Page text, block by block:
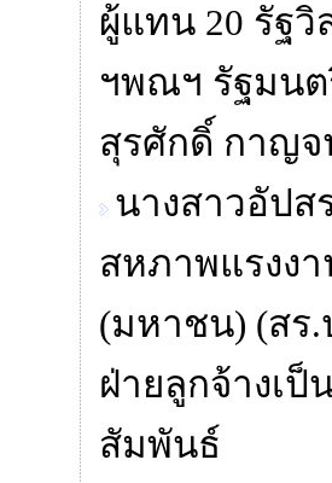
ผู้แทน 20 รัฐ
ฯพณฯ รัฐมนต
สุรศักดิ์ กาญ
นางสาวอัป
สหภาพแรงง
(มหาชน) (สร.
ฝ่ายลูกจ้างเ
สัมพันธ์